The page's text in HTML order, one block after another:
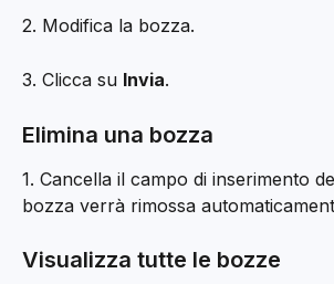
2. Modifica la bozza.
3. Clicca su Invia.
Elimina una bozza
1. Cancella il campo di inserimento
bozza verrà rimossa
Visualizza tutte le bozze